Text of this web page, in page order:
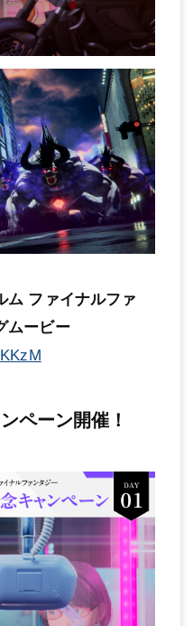
ム ファイナルファ
ムービー
ペーン開催！